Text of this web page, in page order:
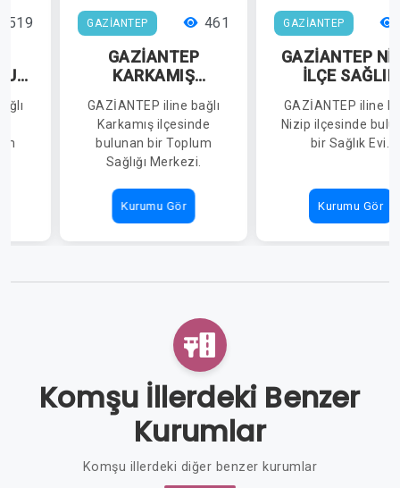
519 GAZİANTEP 461
GAZİANTEP
KARKAMIŞ
MERKEZİ
GAZİANTEP iline bağlı
Karkamış ilçesinde
bulunan bir Toplum
Sağlığı Merkezi.
Kurumu Gör
GAZİANTEP
GAZİANTEP
İLÇE SAĞLIK
KUMLA SAĞLIK
GAZİANTEP iline
Nizip ilçesinde
bir Sağlık Evi.
Kurumu Gör
Komşu İllerdeki Benzer
Kurumlar
Komşu illerdeki diğer benzer kurumlar